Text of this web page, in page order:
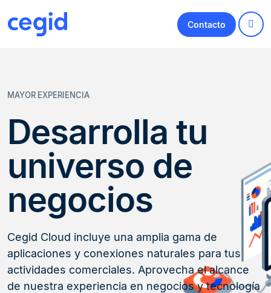
Contacto
MAYOR EXPERIENCIA
Desarrolla tu
universo de
negocios
Cegid Cloud incluye una amplia gama de
aplicaciones y conexiones naturales para tus
actividades comerciales. Aprovecha el alcance
de nuestra experiencia en negocios y tecnología